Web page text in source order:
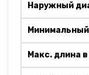
Наружный
Макс. длина